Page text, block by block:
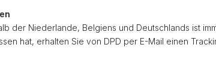
der Niederlande, Belgiens und Deutschlands ist
hat, erhalten Sie von DPD per E-Mail einen